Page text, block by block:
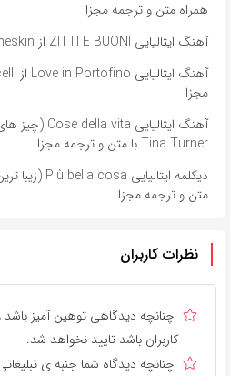
همراه متن و ترجمه مجزا
آهنگ ایتالیایی ZITTI E BUONI از Måneskin به همراه متن و ترجمه مجزا
مجزا
Tina Turner با متن و ترجمه مجزا
متن و ترجمه مجزا
نظرات کاربران
چنانچه دیدگاهی توهین آمیز
کاربران باشد تایید نخواهد شد.
چنانچه دیدگاه شما جنبه ی